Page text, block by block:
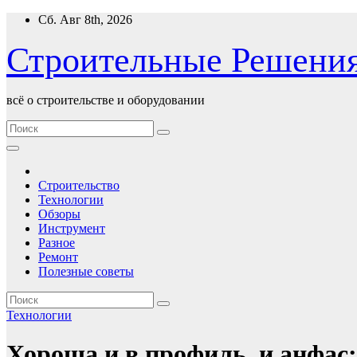
Перейти
содержимому
Сб. Авг 8th, 2026
Строительные
всё о строительстве и оборудовании
Строительство
Технологии
Обзоры
Инструмент
Разное
Ремонт
Полезные советы
Технологии